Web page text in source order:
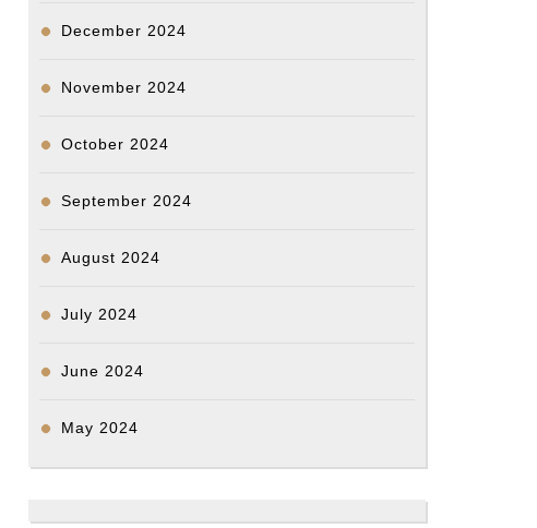
December 2024
November 2024
October 2024
September 2024
August 2024
July 2024
June 2024
May 2024